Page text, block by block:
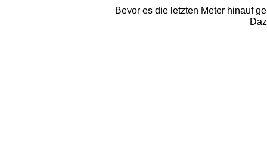
Bevor es die letzten Meter hinauf